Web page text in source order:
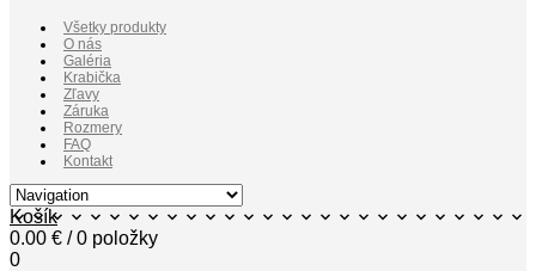
Všetky produkty
O nás
Galéria
Krabička
Zľavy
Záruka
Rozmery
FAQ
Kontakt
Košík
0.00 € / 0 položky
0